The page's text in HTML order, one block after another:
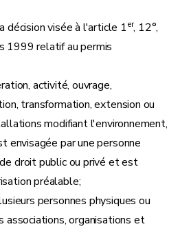
décision visée à l'article 1er, 12°,
1999 relatif au permis
activité, ouvrage,
transformation, extension ou
modifiant l'environnement,
envisagée par une personne
droit public ou privé et est
préalable;
personnes physiques ou
associations, organisations et